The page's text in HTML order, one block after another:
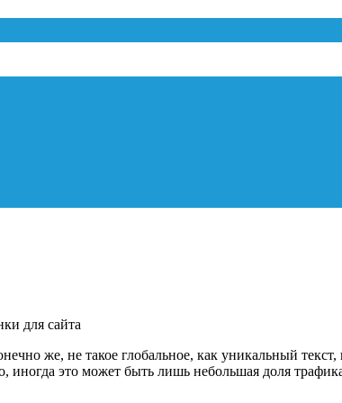
для сайта
же, не такое глобальное, как уникальный текст,
иногда это может быть лишь небольшая доля